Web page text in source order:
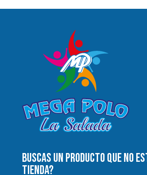
Buscas un producto que no
tienda?